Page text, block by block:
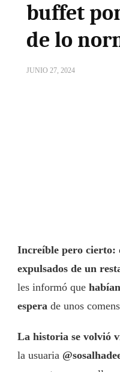
buffet
de lo
JUNIO 27, 2024
Increíble pero cierto:
expulsados de un
les informó que
espera de unos
La historia se volvió
la usuaria